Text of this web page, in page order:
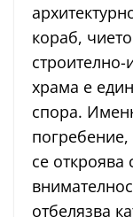
кораб,
храма е
спора.
се откроява
отбелязва